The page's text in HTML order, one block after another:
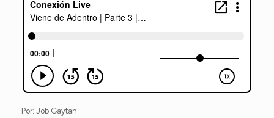
Por: Job Gaytan